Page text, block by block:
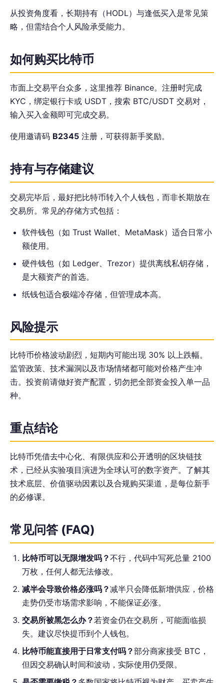
从投资角度看，长期持有（HODL）与逢低买入是常见策
略，但需结合个人风险承受能力。
如何购买比特币
市面上交易平台众多，这里推荐 Binance。注册时完成
KYC，绑定银行卡或 USDT，搜索 BTC/USDT 交易对，
输入买入金额即可完成交易。
使用邀请码 B2345 注册，可获得新手奖励。
持有与存储建议
交易完毕后，最好把比特币转入个人钱包，而非长期放在
交易所。常见的存储方式包括：
软件钱包（如 Trust Wallet、MetaMask）适合日常小
额使用。
硬件钱包（如 Ledger、Trezor）提供离线私钥存储，
是大额资产的首选。
纸钱包适合极端冷存储，但管理成本高。
风险提示
比特币价格波动剧烈，短期内可能出现 30% 以上跌幅。
监管政策、技术漏洞以及市场情绪都可能对价格产生冲
击。投资前请做好资产配置，切勿把全部资金投入单一品
种。
重点结论
比特币凭借去中心化、有限供应和公开透明的区块链技
术，已经从实验项目演进为全球认可的数字资产。了解其
技术底层、价值驱动因素以及合规购买渠道，是每位新手
的必修课。
常见问答 (FAQ)
比特币可以无限增发吗？不行，代码中写死总量 2100
万枚，任何人都无法修改。
减半会导致价格必涨吗？减半只会降低新增供应，价格
走势仍受市场需求影响，不能保证必涨。
交易所被黑怎么办？ 若资金仍在交易所，可能面临损
失。建议尽快提币到个人钱包。
比特币能直接用于日常支付吗？部分商家接受 BTC，
但因交易确认时间和波动，实际使用仍受限。